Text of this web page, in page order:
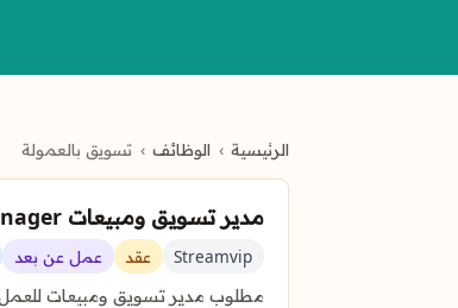
الرئيسية الوظائف تسويق بالعمولة
مدير تسويق ومبيعات Sales and Marketing Manager
Streamvip عقد عمل عن بعد
مطلوب مدير تسويق ومبيعات للعمل